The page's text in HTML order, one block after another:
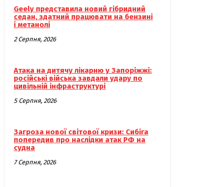
Geely представила новий гібридний
седан, здатний працювати на бензині
і метанолі
2 Серпня, 2026
Атака на дитячу лікарню у Запоріжжі:
російські війська завдали удару по
цивільній інфраструктурі
5 Серпня, 2026
Загроза нової світової кризи: Сибіга
попередив про наслідки атак РФ на
судна
7 Серпня, 2026